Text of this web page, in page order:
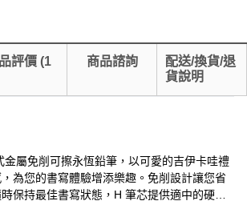
評價 (1
商品諮詢
配送/換貨/退
貨說明
屬免削可擦永恆鉛筆，以可愛的吉伊卡哇禮
為您的書寫體驗增添樂趣。免削設計讓您省
保持最佳書寫狀態，H 筆芯提供適中的硬